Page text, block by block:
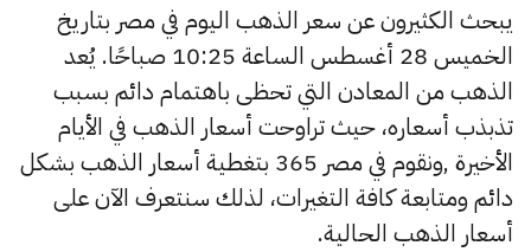
يبحث الكثيرون عن سعر الذهب اليوم في مصر بتاريخ
الخميس 28 أغسطس الساعة 10:25 صباحًا. يُعد
الذهب من المعادن التي تحظى باهتمام دائم بسبب
تذبذب أسعاره، حيث تراوحت أسعار الذهب في الأيام
الأخيرة ,ونقوم في مصر 365 بتغطية أسعار الذهب بشكل
دائم ومتابعة كافة التغيرات، لذلك سنتعرف الآن على
أسعار الذهب الحالية.